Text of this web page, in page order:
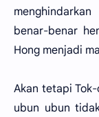
benar-benar
Hong menjadi
Akan tetapi
ubun ubun